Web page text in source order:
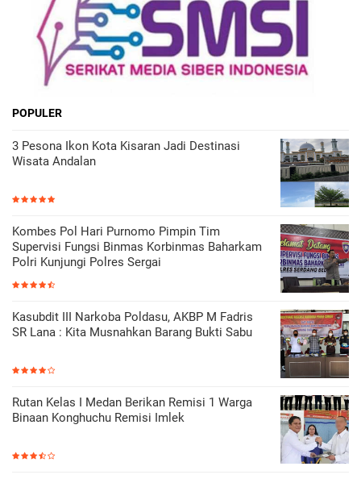
POPULER
3 Pesona Ikon Kota Kisaran Jadi Destinasi
Wisata Andalan
Kombes Pol Hari Purnomo Pimpin Tim
Supervisi Fungsi Binmas Korbinmas Baharkam
Polri Kunjungi Polres Sergai
Kasubdit III Narkoba Poldasu, AKBP M Fadris
SR Lana : Kita Musnahkan Barang Bukti Sabu
Rutan Kelas I Medan Berikan Remisi 1 Warga
Binaan Konghuchu Remisi Imlek